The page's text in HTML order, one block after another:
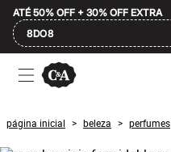
ATÉ 50% OFF + 30% OFF EXTRA
8DO8
Ofertas
Compre por Departamento
Masculino
Infantil
Calçados
página inicial > beleza > perfumes